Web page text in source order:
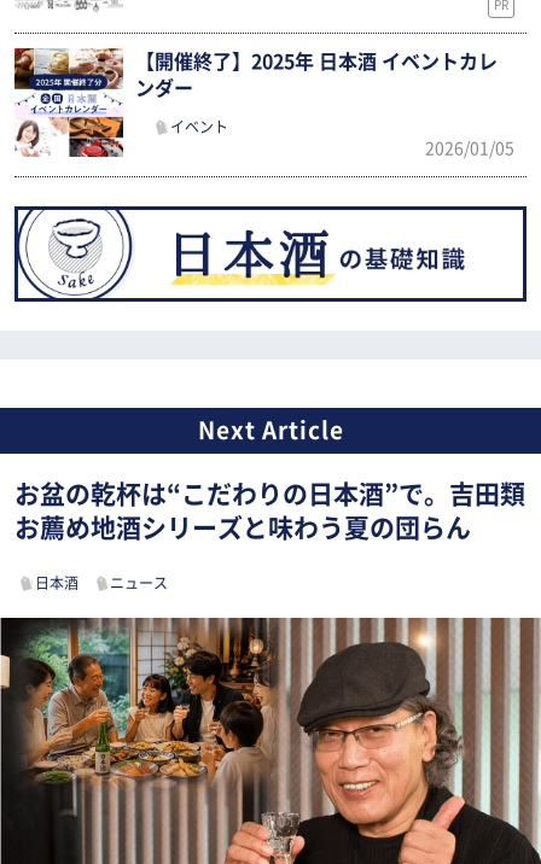
PR
【開催終了】2025年 日本酒 イベントカレ
ンダー
イベント
2026/01/05
お盆の乾杯は“こだわりの日本酒”で。吉田類
お薦め地酒シリーズと味わう夏の団らん
日本酒 ニュース